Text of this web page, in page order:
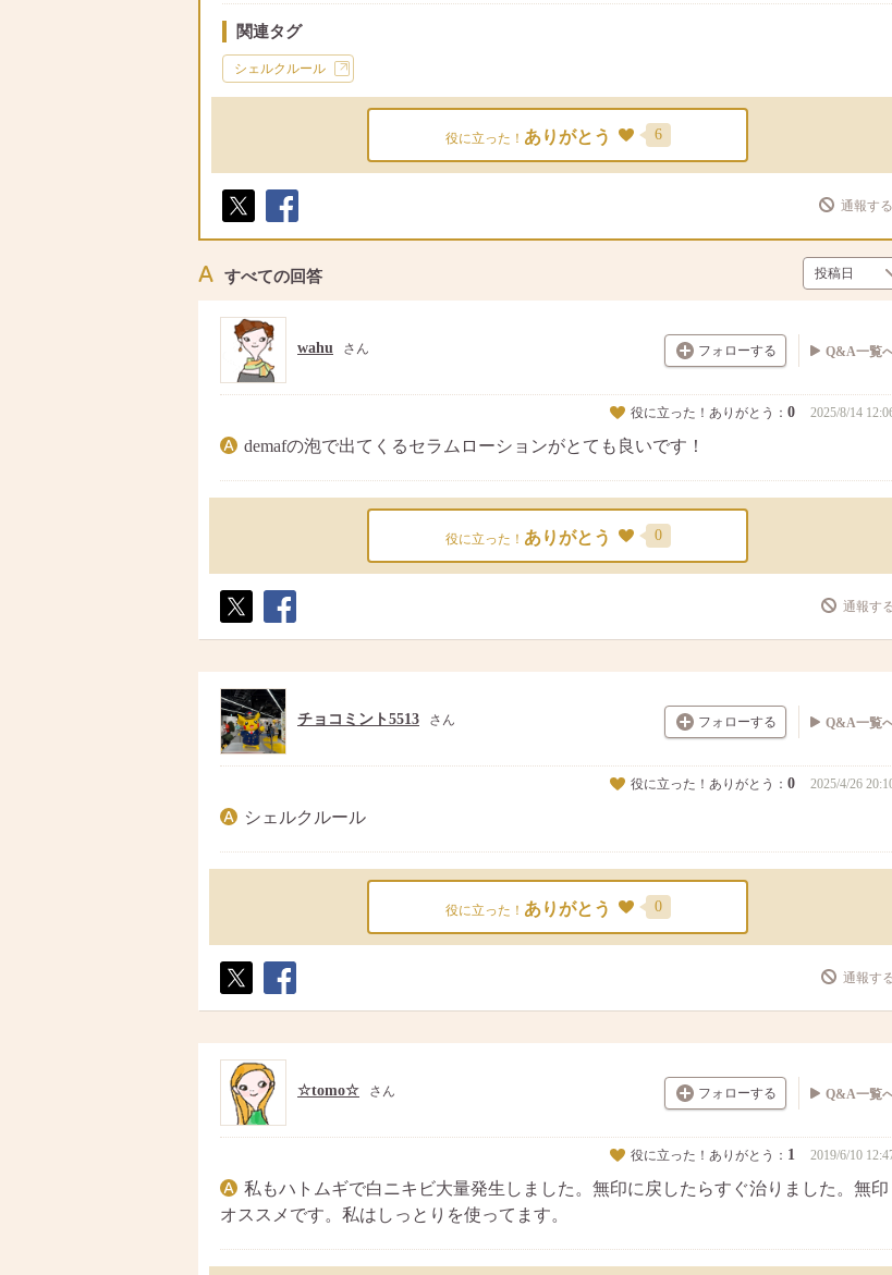
関連タグ
シェルクルール
役に立った！ ありがとう 6
ト
ア
通報する
すべての回答
フォローする
wahu さん Q&A一覧
役に立った！ありがとう： 0 2025/8/14
demafの泡で出てくるセラムローションがとても良いです！
役に立った！ ありがとう 0
ト
ア
通報す
フォローする
チョコミント5513 さん Q&A一覧
役に立った！ありがとう： 0 2025/4/26
シェルクルール
役に立った！ ありがとう 0
ト
ア
通報す
フォローする
☆tomo☆ さん Q&A一覧
役に立った！ありがとう： 1 2019/6/10
私もハトムギで白ニキビ大量発生しました。無印に戻したらすぐ治りました。無印
オススメです。私はしっとりを使ってます。